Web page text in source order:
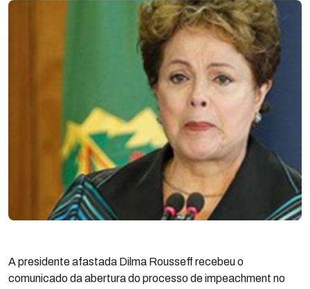
A presidente afastada Dilma Rousseff recebeu o
comunicado da abertura do processo de impeachment no